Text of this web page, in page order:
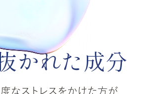
かれた成分
なストレスをかけた方が